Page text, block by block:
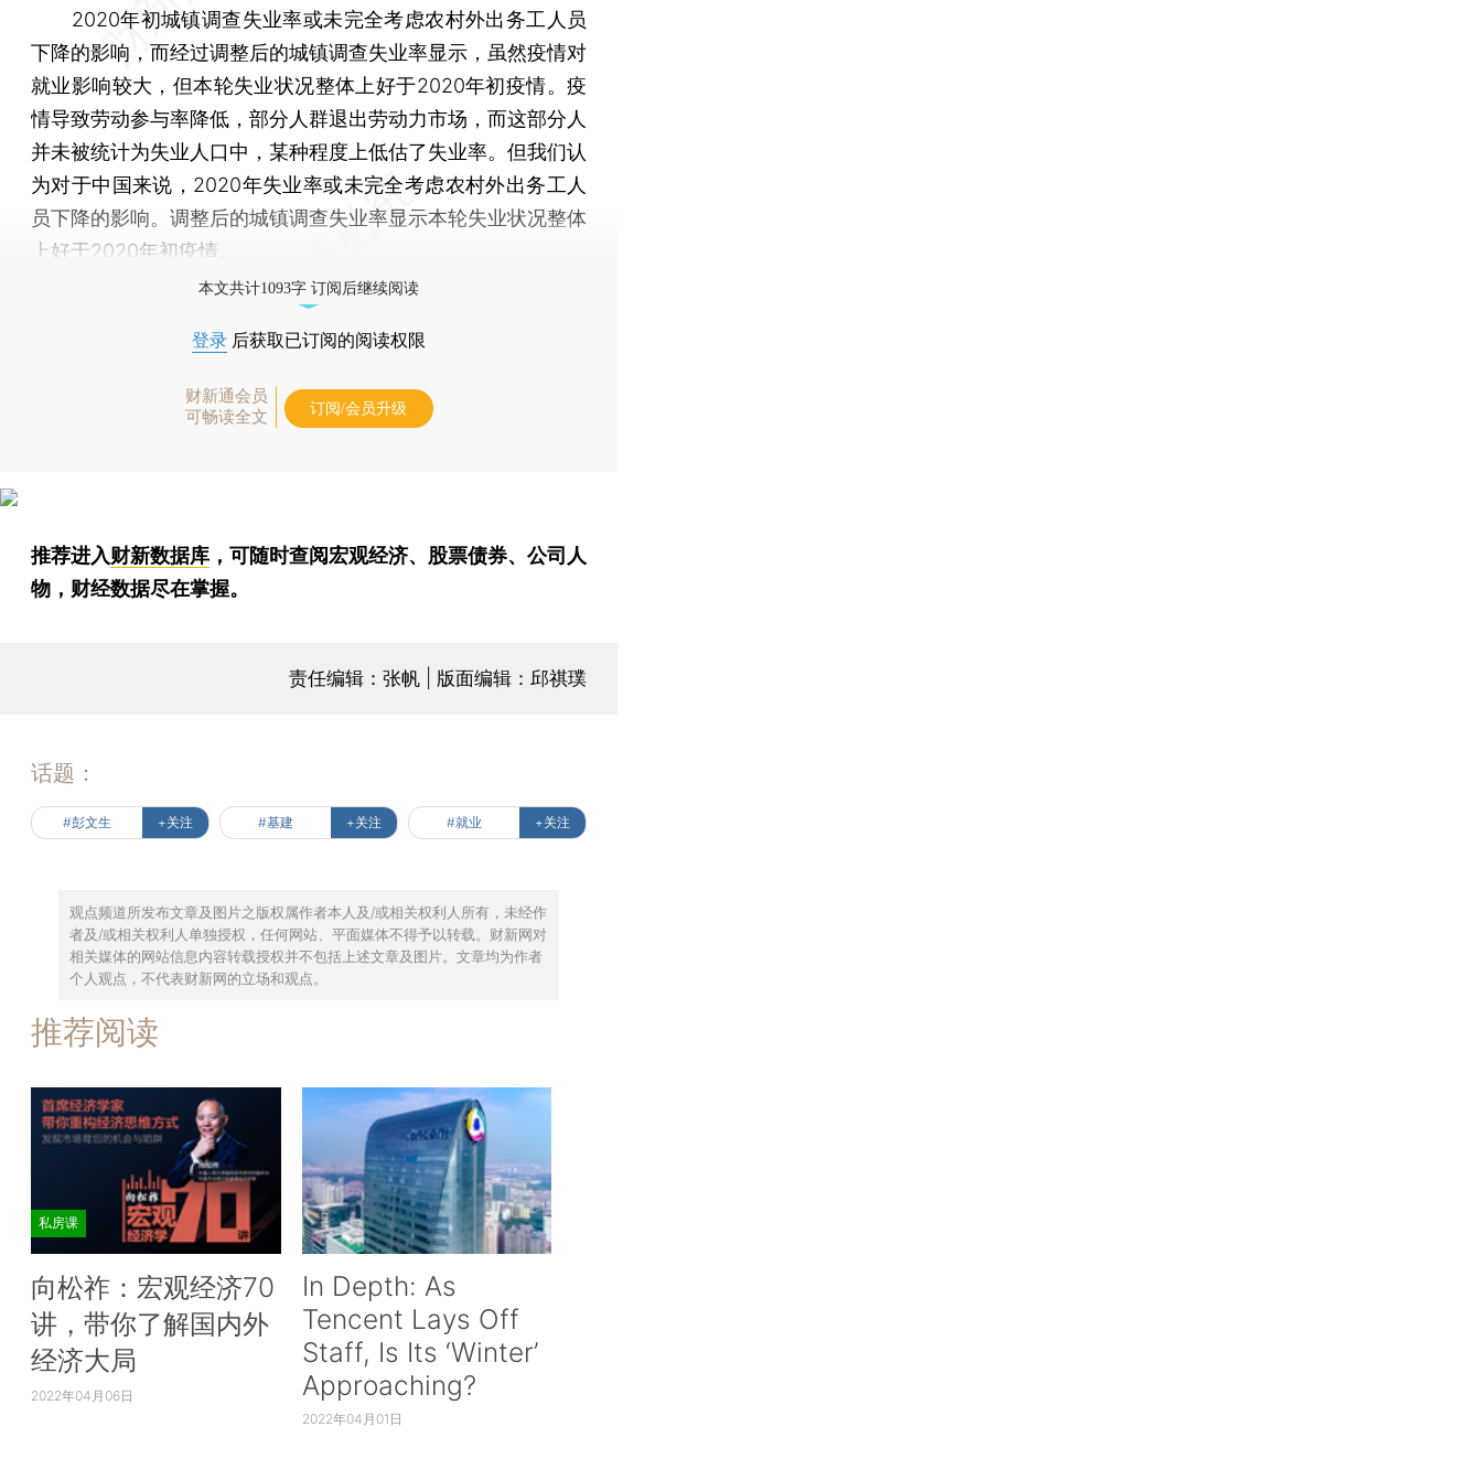
2020年初城镇调查失业率或未完全考虑农村外出务工人员
下降的影响，而经过调整后的城镇调查失业率显示，虽然疫情对
就业影响较大，但本轮失业状况整体上好于2020年初疫情。疫
情导致劳动参与率降低，部分人群退出劳动力市场，而这部分人
并未被统计为失业人口中，某种程度上低估了失业率。但我们认
为对于中国来说，2020年失业率或未完全考虑农村外出务工人
员下降的影响。调整后的城镇调查失业率显示本轮失业状况整体
上好于2020年初疫情。
本文共计1093字 订阅后继续阅读
登录 后获取已订阅的阅读权限
财新通会员
可畅读全文
订阅/会员升级
推荐进入财新数据库 ，可随时查阅宏观经济、股票债券、公司人
物，财经数据尽在掌握。
责任编辑：张帆 | 版面编辑：邱祺璞
话题：
#彭文生 +关注 #基建 +关注 #就业 +关注
观点频道所发布文章及图片之版权属作者本人及/或相关权利人所有，未经作
者及/或相关权利人单独授权，任何网站、平面媒体不得予以转载。财新网对
相关媒体的网站信息内容转载授权并不包括上述文章及图片。文章均为作者
个人观点，不代表财新网的立场和观点。
推荐阅读
私房课
向松祚：宏观经济70
讲，带你了解国内外
经济大局
2022年04月06日
In Depth: As
Tencent Lays Off
Staff, Is Its ‘Winter’
Approaching?
2022年04月01日